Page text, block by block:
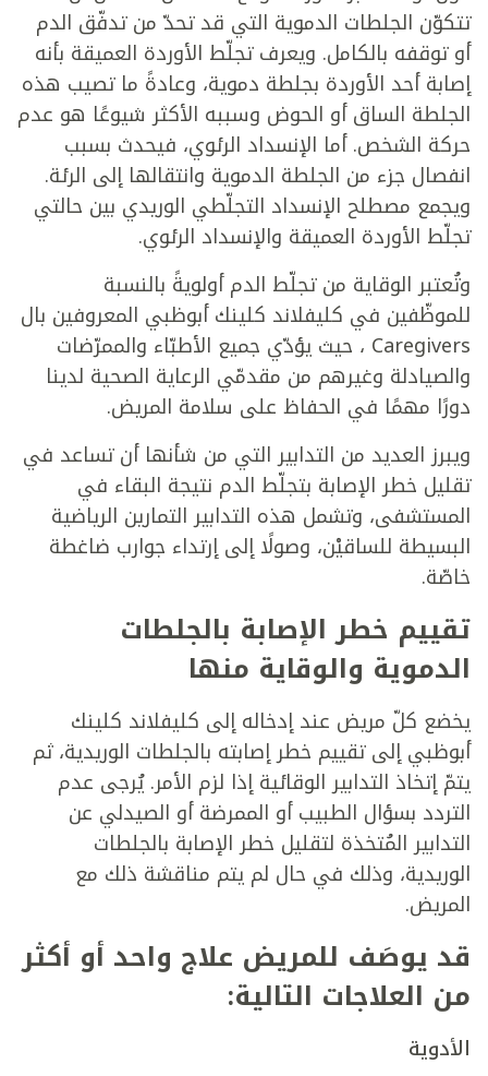
تتكوّن الجلطات الدموية التي قد تحدّ من تدفّق الدم
أو توقفه بالكامل. ويعرف تجلّط الأوردة العميقة بأنه
إصابة أحد الأوردة بجلطة دموية، وعادةً ما تصيب هذه
الجلطة الساق أو الحوض وسببه الأكثر شيوعًا هو عدم
حركة الشخص. أما الإنسداد الرئوي، فيحدث بسبب
انفصال جزء من الجلطة الدموية وانتقالها إلى الرئة.
ويجمع مصطلح الإنسداد التجلّطي الوريدي بين حالتي
تجلّط الأوردة العميقة والإنسداد الرئوي.
وتُعتبر الوقاية من تجلّط الدم أولويةً بالنسبة
للموظّفين في كليفلاند كلينك أبوظبي المعروفين بال
Caregivers ، حيث يؤدّي جميع الأطبّاء والممرّضات
والصيادلة وغيرهم من مقدمّي الرعاية الصحية لدينا
دورًا مهمًا في الحفاظ على سلامة المريض.
ويبرز العديد من التدابير التي من شأنها أن تساعد في
تقليل خطر الإصابة بتجلّط الدم نتيجة البقاء في
المستشفى، وتشمل هذه التدابير التمارين الرياضية
البسيطة للساقيْن، وصولًا إلى إرتداء جوارب ضاغطة
خاصّة.
تقييم خطر الإصابة بالجلطات
الدموية والوقاية منها
يخضع كلّ مريض عند إدخاله إلى كليفلاند كلينك
أبوظبي إلى تقييم خطر إصابته بالجلطات الوريدية، ثم
يتمّ إتخاذ التدابير الوقائية إذا لزم الأمر. يُرجى عدم
التردد بسؤال الطبيب أو الممرضة أو الصيدلي عن
التدابير المُتخذة لتقليل خطر الإصابة بالجلطات
الوريدية، وذلك في حال لم يتم مناقشة ذلك مع
المريض.
قد يوصَف للمريض علاج واحد أو أكثر
من العلاجات التالية:
الأدوية